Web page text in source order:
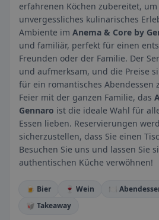
erfahrenen Köchen zubereitet,
unvergessliches kulinarisches
Ambiente im Anema & Core by
und familiär, perfekt für einen
Freunden oder der Familie. Der
und aufmerksam, und die Preise
für ein romantisches Abendessen
Feier mit der ganzen Familie, das
Gennaro ist die ideale Wahl für
Essen lieben. Reservierungen
sicherzustellen, dass Sie einen
Besuchen Sie uns und lassen Sie
authentischen Küche verwöhnen!
🍺 Bier 🍷 Wein 🍽️
🥡 Takeaway